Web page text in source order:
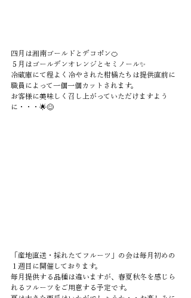
四月は湘南ゴールドとデコポン🍊
５月はゴールデンオレンジとセミノール✨
冷蔵庫にて程よく冷やされた柑橘たちは提供直前に
職員によって一個一個カットされます。
お客様に美味しく召し上がっていただけますよう
に・・・🌟😊
「産地直送・採れたてフルーツ」の会は毎月初めの
１週目に開催しております。
毎月提供する品種は違いますが、春夏秋冬を感じら
れるフルーツをご用意する予定です。